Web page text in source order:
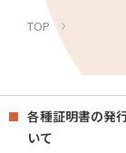
TOP
各種証明書の発
いて